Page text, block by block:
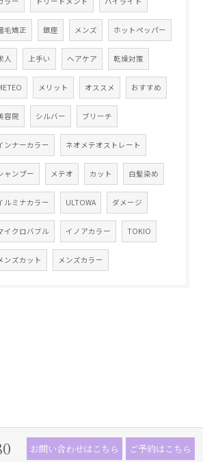
毛矯正 銀座 メンズ ホットペッパー
人 上手い ヘアケア 乾燥対策
メリット オススメ おすすめ
容院 シルバー ブリーチ
ンナーカラー ネオメテオストレート
ャンプー メテオ カット 白髪染め
ルミナカラー ULTOWA ダメージ
イクロバブル イノアカラー TOKIO
ンズカット メンズカラー
お問い合わせはこちら ご予約はこちら